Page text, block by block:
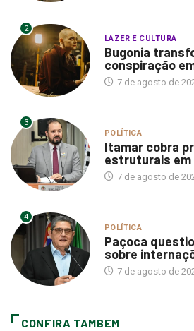
2
LAZER E CULTURA
Bugonia
conspiração
7 de agosto de
3
POLÍTICA
Itamar cobra
estruturais em
7 de agosto de
4
POLÍTICA
Paçoca
sobre
7 de agosto de
CONFIRA TAMBEM